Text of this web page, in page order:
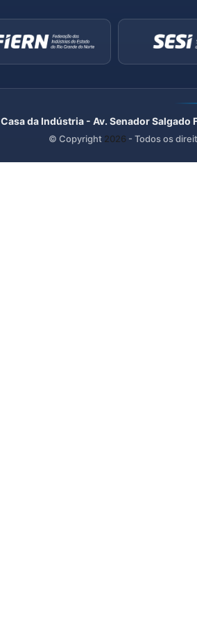
Casa da Indústria - Av. Senador
© Copyright 2026 - Todos os